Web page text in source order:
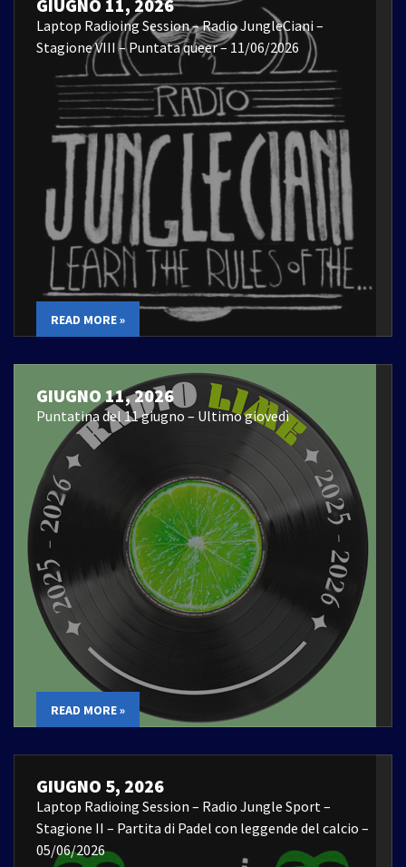
GIUGNO 11, 2026
Laptop Radioing Session – Radio JungleCiani –
Stagione VIII – Puntata queer – 11/06/2026
READ MORE »
GIUGNO 11, 2026
Puntatina del 11 giugno – Ultimo giovedì
READ MORE »
GIUGNO 5, 2026
Laptop Radioing Session – Radio Jungle Sport –
Stagione II – Partita di Padel con leggende del calcio –
05/06/2026